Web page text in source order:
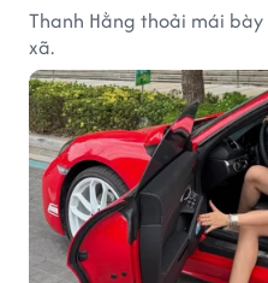
Thanh Hằng thoải mái
xã.